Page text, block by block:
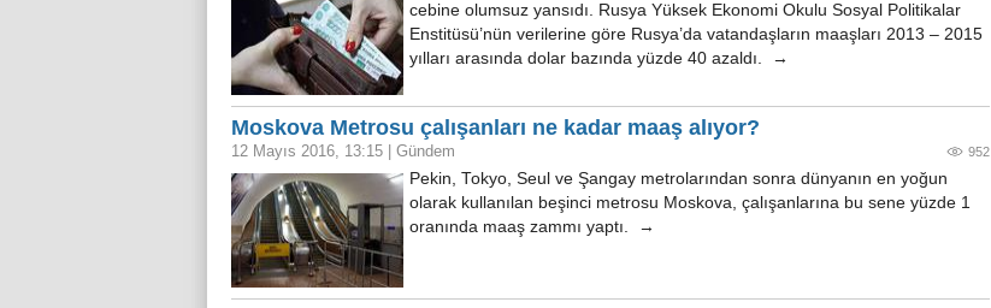
cebine olumsuz yansıdı. Rusya Yüksek Ekonomi Okulu Sosyal Politikalar
Enstitüsü’nün verilerine göre Rusya’da vatandaşların maaşları 2013 – 2015
yılları arasında dolar bazında yüzde 40 azaldı. →
Moskova Metrosu çalışanları ne kadar maaş alıyor?
12 Mayıs 2016, 13:15 Gündem 952
Pekin, Tokyo, Seul ve Şangay metrolarından sonra dünyanın en yoğun
olarak kullanılan beşinci metrosu Moskova, çalışanlarına bu sene yüzde 1
oranında maaş zammı yaptı. →